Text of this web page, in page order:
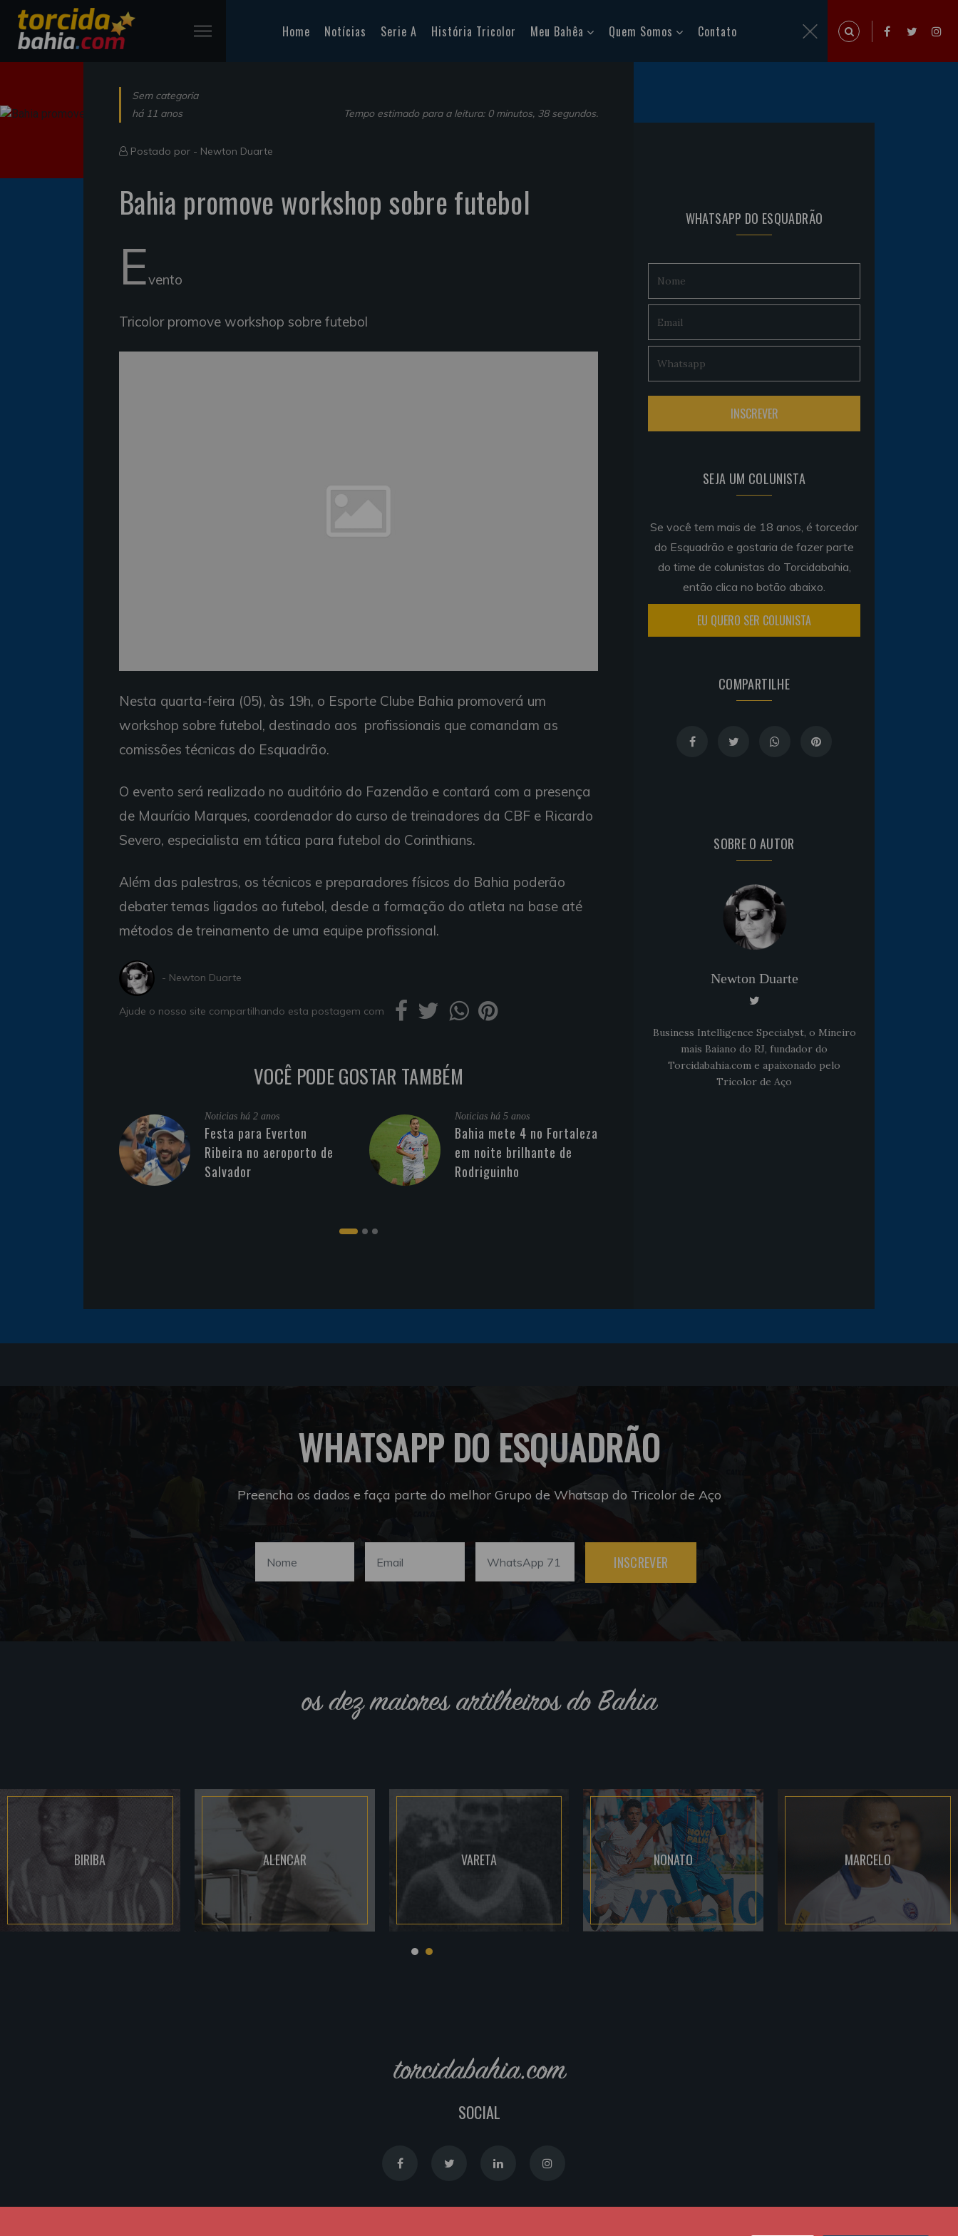
Home Notícias Serie A História Tricolor Meu Bahêa Quem Somos Contato
Sem categoria
há 11 anos
Tempo estimado para a leitura: 0 minutos, 38 segundos.
Postado por - Newton Duarte
Bahia promove workshop sobre futebol
Evento
Tricolor promove workshop sobre futebol
Nesta quarta-feira (05), às 19h, o Esporte Clube Bahia promoverá um
workshop sobre futebol, destinado aos profissionais que comandam as
comissões técnicas do Esquadrão.
O evento será realizado no auditório do Fazendão e contará com a presença
de Maurício Marques, coordenador do curso de treinadores da CBF e Ricardo
Severo, especialista em tática para futebol do Corinthians.
Além das palestras, os técnicos e preparadores físicos do Bahia poderão
debater temas ligados ao futebol, desde a formação do atleta na base até
métodos de treinamento de uma equipe profissional.
- Newton Duarte
Ajude o nosso site compartilhando esta postagem com
VOCÊ PODE GOSTAR TAMBÉM
Noticias há 2 anos
Festa para Everton
Ribeira no aeroporto de
Salvador
Noticias há 5 anos
Bahia mete 4 no Fortaleza
em noite brilhante de
Rodriguinho
WHATSAPP DO ESQUADRÃO
SEJA UM COLUNISTA
Se você tem mais de 18 anos, é torcedor
do Esquadrão e gostaria de fazer parte
do time de colunistas do Torcidabahia,
então clica no botão abaixo.
EU QUERO SER COLUNISTA
COMPARTILHE
SOBRE O AUTOR
Newton Duarte
Business Intelligence Specialyst, o Mineiro
mais Baiano do RJ, fundador do
Torcidabahia.com e apaixonado pelo
Tricolor de Aço
WHATSAPP DO ESQUADRÃO
Preencha os dados e faça parte do melhor Grupo de Whatsap do Tricolor de Aço
INSCREVER
os dez maiores artilheiros do Bahia
BIRIBA ALENCAR VARETA NONATO MARCELO
torcidabahia.com
SOCIAL